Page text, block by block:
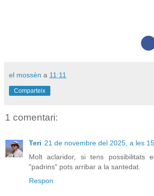
el mossèn a 11:11
Comparteix
1 comentari:
Teri 21 de novembre del 2025, a les
Molt aclaridor, si tens possibilitats
"padrins" pots arribar a la santedat.
Respon